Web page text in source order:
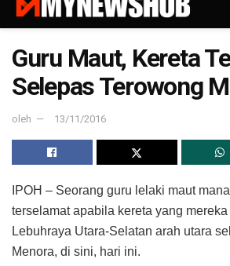
Guru Maut, Kereta
Selepas Terowong
oleh 13/11/2016
IPOH – Seorang guru lelaki maut
terselamat apabila kereta yang
Lebuhraya Utara-Selatan arah utara
Menora, di sini, hari ini.